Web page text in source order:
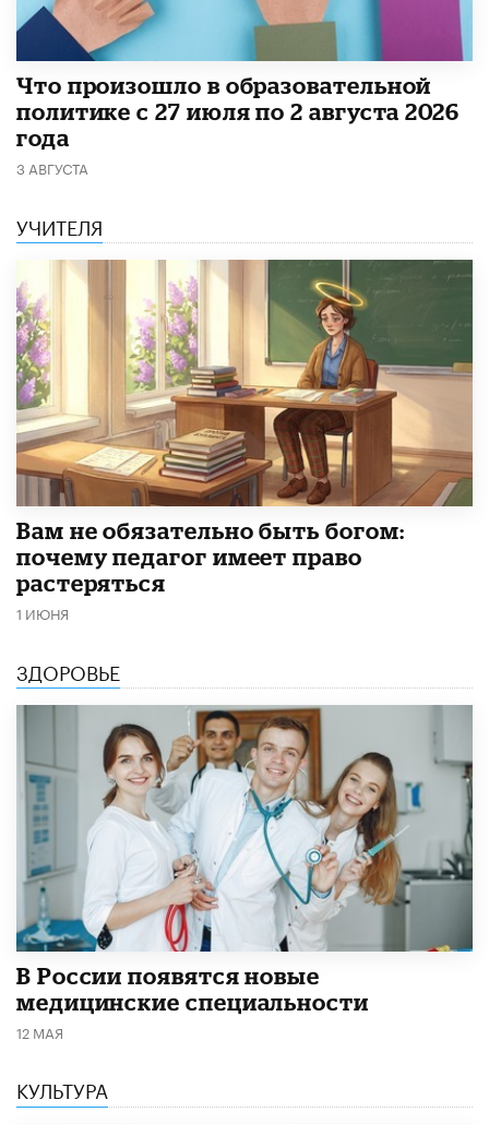
​Что произошло в образовательной
политике с 27 июля по 2 августа 2026
года
3 АВГУСТА
УЧИТЕЛЯ
​Вам не обязательно быть богом:
почему педагог имеет право
растеряться
1 ИЮНЯ
ЗДОРОВЬЕ
В России появятся новые
медицинские специальности
12 МАЯ
КУЛЬТУРА